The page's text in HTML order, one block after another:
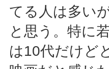
てる人は多い
と思う。特に
は10代だけど